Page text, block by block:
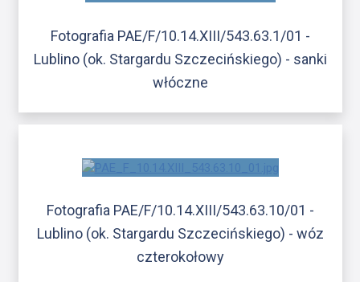
Fotografia PAE/F/10.14.XIII/543.63.1/01 -
Lublino (ok. Stargardu Szczecińskiego) - sanki
włóczne
Fotografia PAE/F/10.14.XIII/543.63.10/01 -
Lublino (ok. Stargardu Szczecińskiego) - wóz
czterokołowy